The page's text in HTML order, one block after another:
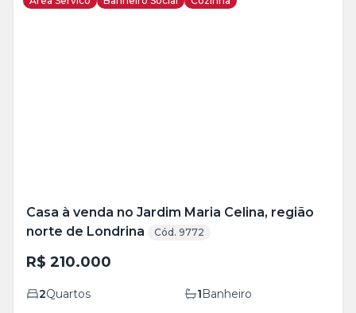
Casa à venda no Jardim Maria Celina, região
norte de Londrina
Cód. 9772
R$ 210.000
2Quartos 1Banheiro